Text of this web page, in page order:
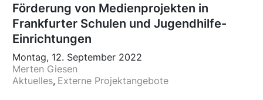
Förderung von Medienprojekten in
Frankfurter Schulen und Jugendhilfe-
Einrichtungen
Montag, 12. September 2022
Merten Giesen
Aktuelles Externe Projektangebote